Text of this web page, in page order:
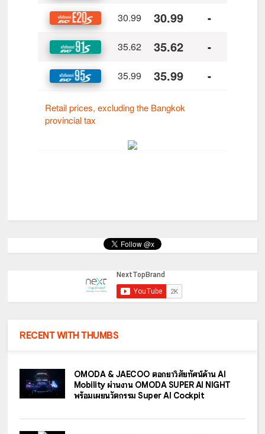
RECENT WITH THUMBS
OMODA & JAECOO ตอกย้ำวิสัยทัศน์ด้าน AI
Mobility ผ่านงาน OMODA SUPER AI NIGHT
พร้อมเผยนวัตกรรม Super AI Cockpit